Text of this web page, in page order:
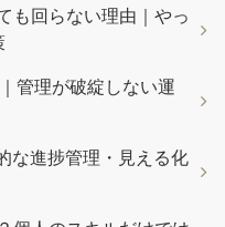
も回らない理由｜やっ
管理が破綻しない運
な進捗管理・見える化